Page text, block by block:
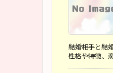
結婚相手と結
性格や特徴、